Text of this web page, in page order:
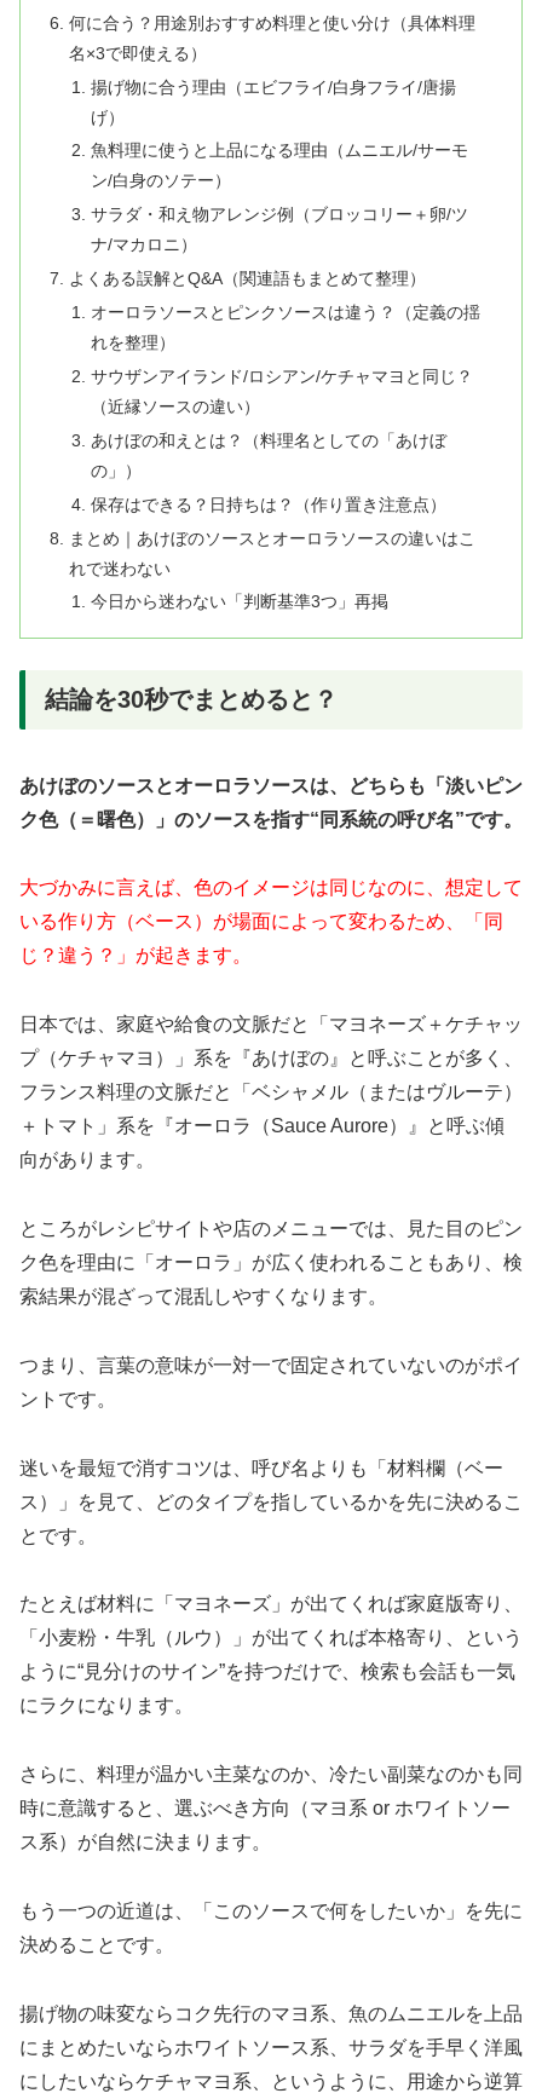
何に合う？用途別おすすめ料理と使い分け（具体料理
名×3で即使える）
揚げ物に合う理由（エビフライ/白身フライ/唐揚
げ）
魚料理に使うと上品になる理由（ムニエル/サーモ
ン/白身のソテー）
サラダ・和え物アレンジ例（ブロッコリー＋卵/ツ
ナ/マカロニ）
よくある誤解とQ&A（関連語もまとめて整理）
オーロラソースとピンクソースは違う？（定義の揺
れを整理）
サウザンアイランド/ロシアン/ケチャマヨと同じ？
（近縁ソースの違い）
あけぼの和えとは？（料理名としての「あけぼ
の」）
保存はできる？日持ちは？（作り置き注意点）
まとめ｜あけぼのソースとオーロラソースの違いはこ
れで迷わない
今日から迷わない「判断基準3つ」再掲
結論を30秒でまとめると？
あけぼのソースとオーロラソースは、どちらも「淡いピン
ク色（＝曙色）」のソースを指す“同系統の呼び名”です。
大づかみに言えば、色のイメージは同じなのに、想定して
いる作り方（ベース）が場面によって変わるため、「同
じ？違う？」が起きます。
日本では、家庭や給食の文脈だと「マヨネーズ＋ケチャッ
プ（ケチャマヨ）」系を『あけぼの』と呼ぶことが多く、
フランス料理の文脈だと「ベシャメル（またはヴルーテ）
＋トマト」系を『オーロラ（Sauce Aurore）』と呼ぶ傾
向があります。
ところがレシピサイトや店のメニューでは、見た目のピン
ク色を理由に「オーロラ」が広く使われることもあり、検
索結果が混ざって混乱しやすくなります。
つまり、言葉の意味が一対一で固定されていないのがポイ
ントです。
迷いを最短で消すコツは、呼び名よりも「材料欄（ベー
ス）」を見て、どのタイプを指しているかを先に決めるこ
とです。
たとえば材料に「マヨネーズ」が出てくれば家庭版寄り、
「小麦粉・牛乳（ルウ）」が出てくれば本格寄り、という
ように“見分けのサイン”を持つだけで、検索も会話も一気
にラクになります。
さらに、料理が温かい主菜なのか、冷たい副菜なのかも同
時に意識すると、選ぶべき方向（マヨ系 or ホワイトソー
ス系）が自然に決まります。
もう一つの近道は、「このソースで何をしたいか」を先に
決めることです。
揚げ物の味変ならコク先行のマヨ系、魚のムニエルを上品
にまとめたいならホワイトソース系、サラダを手早く洋風
にしたいならケチャマヨ系、というように、用途から逆算